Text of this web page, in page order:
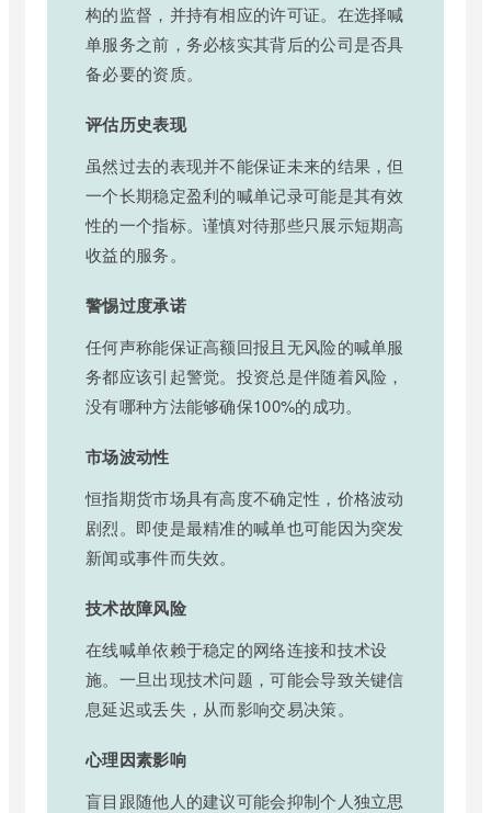
构的监督，并持有相应的许可证。在选择喊
单服务之前，务必核实其背后的公司是否具
备必要的资质。
评估历史表现
虽然过去的表现并不能保证未来的结果，但
一个长期稳定盈利的喊单记录可能是其有效
性的一个指标。谨慎对待那些只展示短期高
收益的服务。
警惕过度承诺
任何声称能保证高额回报且无风险的喊单服
务都应该引起警觉。投资总是伴随着风险，
没有哪种方法能够确保100%的成功。
市场波动性
恒指期货市场具有高度不确定性，价格波动
剧烈。即使是最精准的喊单也可能因为突发
新闻或事件而失效。
技术故障风险
在线喊单依赖于稳定的网络连接和技术设
施。一旦出现技术问题，可能会导致关键信
息延迟或丢失，从而影响交易决策。
心理因素影响
盲目跟随他人的建议可能会抑制个人独立思